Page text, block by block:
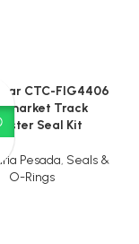
CTC-FIG4406
Track
Seal Kit
Pesada, Seals &
O-Rings